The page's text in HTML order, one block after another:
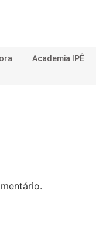
Academia IPÊ